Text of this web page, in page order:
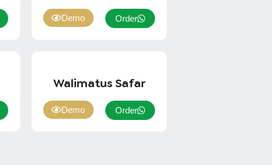
Demo Order
Walimatus Safar
Demo Order